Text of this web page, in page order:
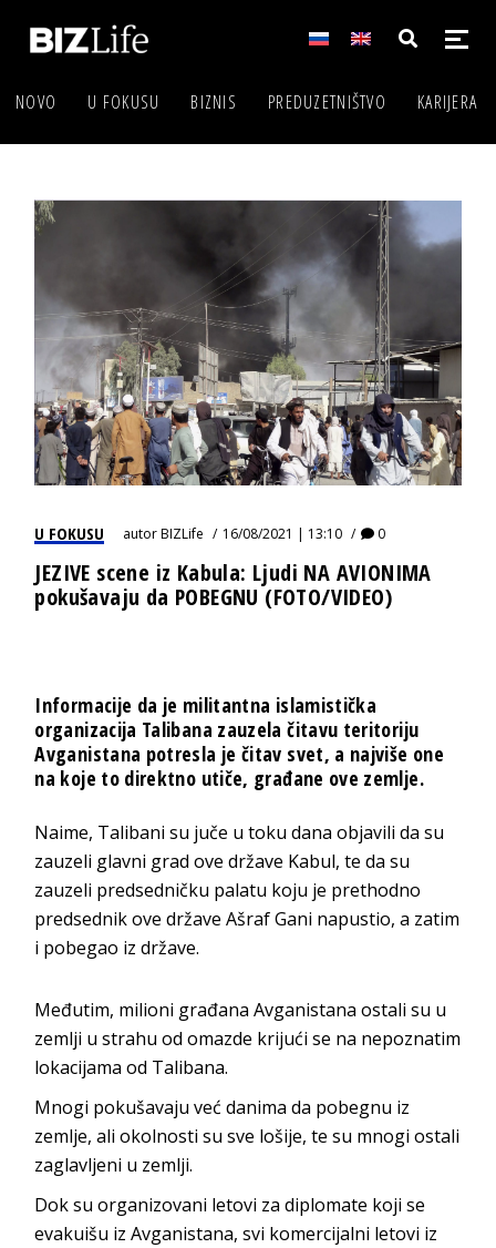
NOVO U FOKUSU BIZNIS PREDUZETNIŠTVO KARIJERA
U FOKUSU autorBIZLife 16/08/2021 | 13:10 0
JEZIVE scene iz Kabula: Ljudi NA AVIONIMA
pokušavaju da POBEGNU (FOTO/VIDEO)
Informacije da je militantna islamistička
organizacija Talibana zauzela čitavu teritoriju
Avganistana potresla je čitav svet, a najviše one
na koje to direktno utiče, građane ove zemlje.
Naime, Talibani su juče u toku dana objavili da su
zauzeli glavni grad ove države Kabul, te da su
zauzeli predsedničku palatu koju je prethodno
predsednik ove države Ašraf Gani napustio, a zatim
i pobegao iz države.
Međutim, milioni građana Avganistana ostali su u
zemlji u strahu od omazde krijući se na nepoznatim
lokacijama od Talibana.
Mnogi pokušavaju već danima da pobegnu iz
zemlje, ali okolnosti su sve lošije, te su mnogi ostali
zaglavljeni u zemlji.
Dok su organizovani letovi za diplomate koji se
evakuišu iz Avganistana, svi komercijalni letovi iz